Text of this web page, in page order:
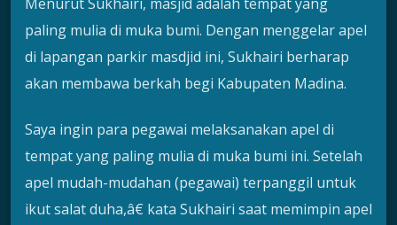
paling mulia di muka bumi. Dengan menggelar apel
di lapangan parkir masdjid ini, Sukhairi berharap
akan membawa berkah begi Kabupaten Madina.
Saya ingin para pegawai melaksanakan apel di
tempat yang paling mulia di muka bumi ini. Setelah
apel mudah-mudahan (pegawai) terpanggil untuk
ikut salat duha,â€ kata Sukhairi saat memimpin apel